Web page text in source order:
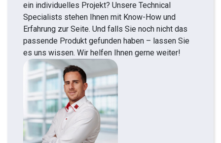
ein individuelles Projekt? Unsere Technical
Specialists stehen Ihnen mit Know-How und
Erfahrung zur Seite. Und falls Sie noch nicht das
passende Produkt gefunden haben – lassen Sie
es uns wissen. Wir helfen Ihnen gerne weiter!